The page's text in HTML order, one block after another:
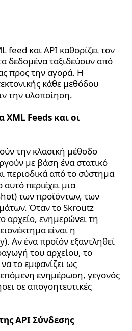
feed και API καθορίζει τον
δεδομένα ταξιδεύουν από
προς την αγορά. Η
κάθε μεθόδου
την υλοποίηση.
XML Feeds και οι
την κλασική μέθοδο
με βάση ένα στατικό
περιοδικά από το σύστημα
περιέχει μια
των προϊόντων, των
Όταν το Skroutz
αρχείο, ενημερώνει τη
είναι η
Αν ένα προϊόν εξαντληθεί
του αρχείου, το
το εμφανίζει ως
ενημέρωση, γεγονός
σε απογοητευτικές
API Σύνδεσης